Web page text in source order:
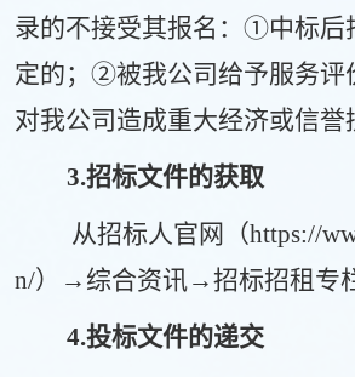
录的不接受其报名： ①中标后
定的；②被我公司给予服务
对我公司造成重大经济或信誉
3.招标文件的获取
从招标人官网（https://
n/）→综合资讯→招标招租专
4.投标文件的递交